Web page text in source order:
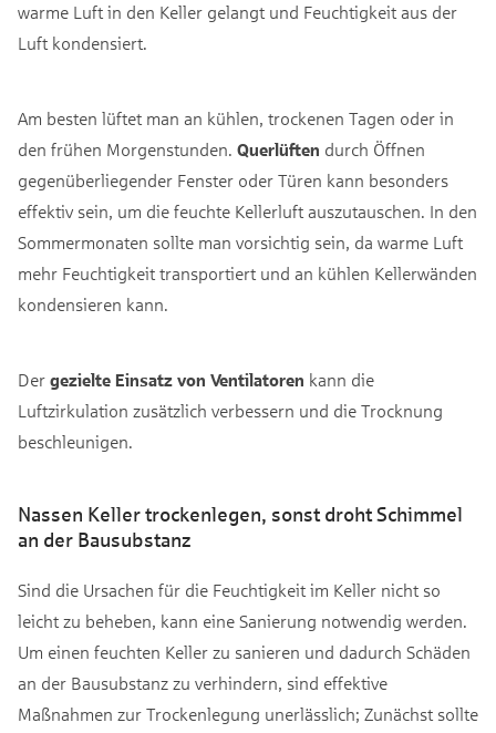
warme Luft in den Keller gelangt und Feuchtigkeit aus der
Luft kondensiert.
Am besten lüftet man an kühlen, trockenen Tagen oder in
den frühen Morgenstunden. Querlüften durch Öffnen
gegenüberliegender Fenster oder Türen kann besonders
effektiv sein, um die feuchte Kellerluft auszutauschen. In den
Sommermonaten sollte man vorsichtig sein, da warme Luft
mehr Feuchtigkeit transportiert und an kühlen Kellerwänden
kondensieren kann.
Der gezielte Einsatz von Ventilatoren kann die
Luftzirkulation zusätzlich verbessern und die Trocknung
beschleunigen.
Nassen Keller trockenlegen, sonst droht Schimmel
an der Bausubstanz
Sind die Ursachen für die Feuchtigkeit im Keller nicht so
leicht zu beheben, kann eine Sanierung notwendig werden.
Um einen feuchten Keller zu sanieren und dadurch Schäden
an der Bausubstanz zu verhindern, sind effektive
Maßnahmen zur Trockenlegung unerlässlich; Zunächst sollte